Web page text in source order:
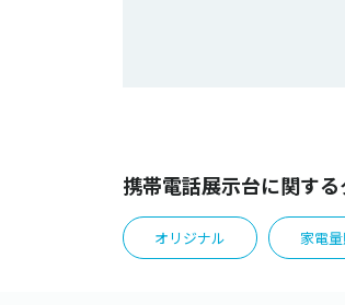
携帯電話展示台に関する
オリジナル 家電